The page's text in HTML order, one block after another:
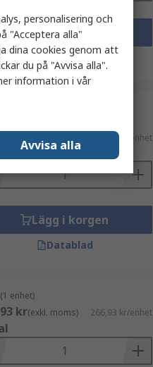
Lägg i korgen
Datablad
2 152,12 kr/enhet
Lägg i korgen
Datablad
enhet)
kr(exkl. moms) 266,93 kr/enhet
personalisering och
"Acceptera alla"
dina cookies genom att
du på "Avvisa alla".
information i vår
Avvisa alla